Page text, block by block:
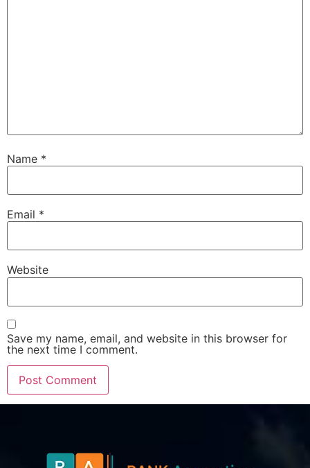
Name *
Email *
Website
Save my name, email, and website in this browser for
the next time I comment.